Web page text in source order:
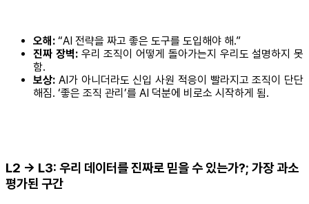
오해: “AI 전략을 짜고 좋은 도구를 도입해야 해.”
진짜 장벽:우리 조직이 어떻게 돌아가는지 우리도 설명하지 못
함.
보상: AI가 아니더라도 신입 사원 적응이 빨라지고 조직이 단단
해짐. ‘좋은 조직 관리’를 AI 덕분에 비로소 시작하게 됨.
L2 → L3: 우리 데이터를 진짜로 믿을 수 있는가?; 가장 과소
평가된 구간